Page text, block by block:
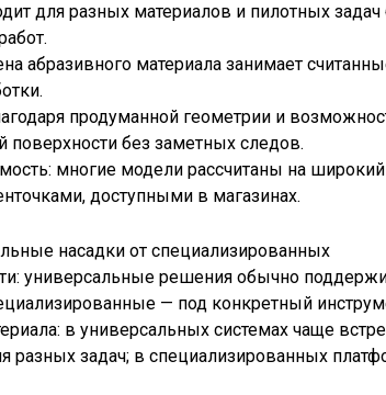
для разных материалов и пилотных
абразивного материала занимает
продуманной геометрии и
без заметных следов.
многие модели рассчитаны на
доступными в магазинах.
насадки от специализированных
универсальные решения обычно
— под конкретный
в универсальных системах чаще
разных задач; в специализированных